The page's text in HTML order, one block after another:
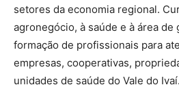
setores da economia regional.
agronegócio, à saúde e à área de
formação de profissionais para
empresas, cooperativas,
unidades de saúde do Vale do Ivaí.